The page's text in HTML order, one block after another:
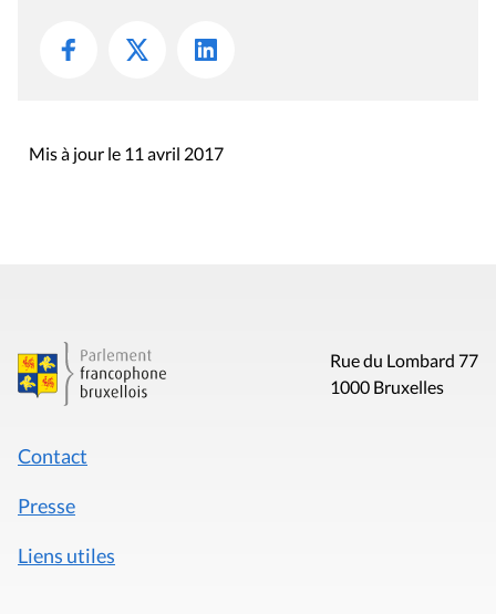
Mis à jour le 11 avril 2017
Rue du Lombard 77
1000 Bruxelles
Contact
Presse
Liens utiles